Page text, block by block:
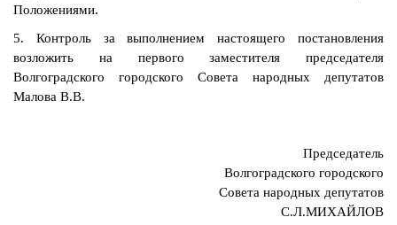
Положениями.
5. Контроль за выполнением настоящего постановления
возложить на первого заместителя председателя
Волгоградского городского Совета народных депутатов
Малова В.В.
Председатель
Волгоградского городского
Совета народных депутатов
С.Л.МИХАЙЛОВ